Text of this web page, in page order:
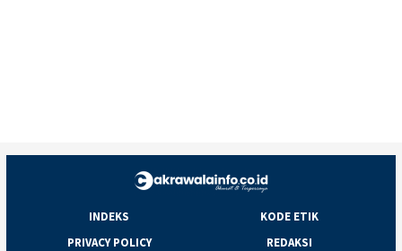
INDEKS
KODE ETIK
PRIVACY POLICY
REDAKSI